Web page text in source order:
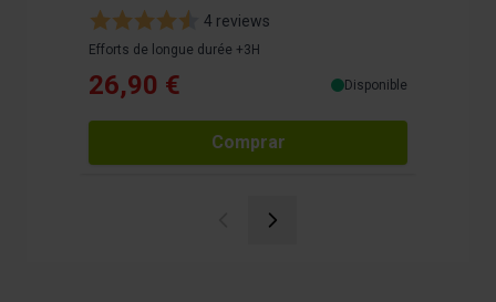
4 reviews
Efforts de longue durée +3H
26,90 € Disponible
Comprar